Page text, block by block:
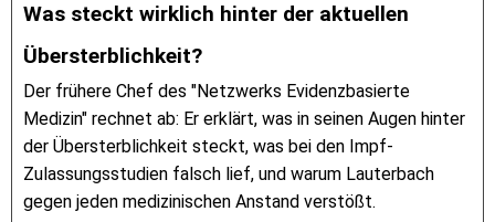
Was steckt wirklich hinter der aktuellen
Übersterblichkeit?
Der frühere Chef des "Netzwerks Evidenzbasierte
Medizin" rechnet ab: Er erklärt, was in seinen Augen hinter
der Übersterblichkeit steckt, was bei den Impf-
Zulassungsstudien falsch lief, und warum Lauterbach
gegen jeden medizinischen Anstand verstößt.